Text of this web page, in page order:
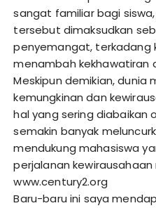
sangat familiar bagi
tersebut dimaksudkan
penyemangat,
menambah kekhawatiran
Meskipun demikian, dunia
kemungkinan dan
hal yang sering diabaikan
semakin banyak
mendukung mahasiswa
perjalanan kewirausahaan
www.century2.org
Baru-baru ini saya